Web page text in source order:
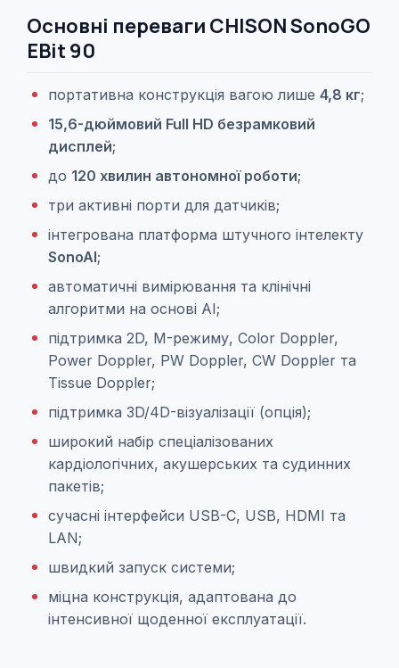
Основні переваги CHISON SonoGO
EBit 90
портативна конструкція вагою лише 4,8 кг;
15,6-дюймовий Full HD безрамковий
дисплей;
до 120 хвилин автономної роботи;
три активні порти для датчиків;
інтегрована платформа штучного інтелекту
SonoAI;
автоматичні вимірювання та клінічні
алгоритми на основі AI;
підтримка 2D, M-режиму, Color Doppler,
Power Doppler, PW Doppler, CW Doppler та
Tissue Doppler;
підтримка 3D/4D-візуалізації (опція);
широкий набір спеціалізованих
кардіологічних, акушерських та судинних
пакетів;
сучасні інтерфейси USB-C, USB, HDMI та
LAN;
швидкий запуск системи;
міцна конструкція, адаптована до
інтенсивної щоденної експлуатації.